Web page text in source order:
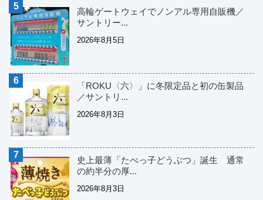
高輪ゲートウェイでノンアル専用自販機／
サントリー...
2026年8月5日
「ROKU〈六〉」に冬限定品と初の缶製品
／サントリ...
2026年8月3日
史上最薄「たべっ子どうぶつ」誕生 通常
の約半分の厚...
2026年8月3日